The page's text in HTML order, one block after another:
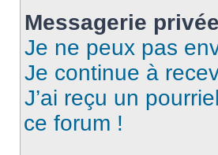
Messagerie privée
Je ne peux pas
Je continue à
J’ai reçu un
ce forum !